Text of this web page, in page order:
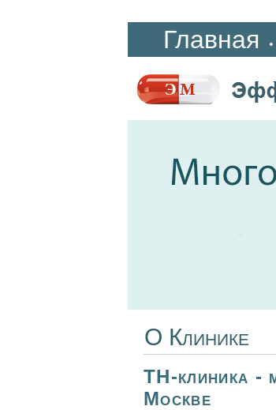
Главная •
О Клинике
ТН-клиника -
Москве